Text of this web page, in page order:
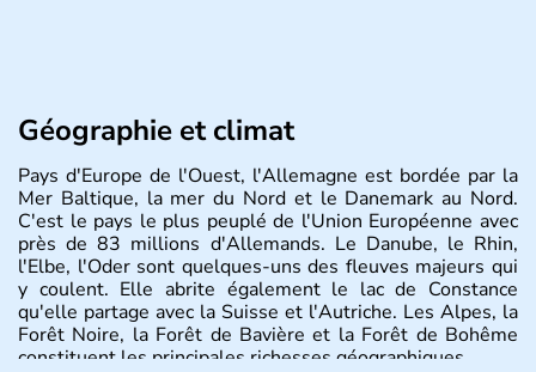
Géographie et climat
Pays d'Europe de l'Ouest, l'Allemagne est bordée par la
Mer Baltique, la mer du Nord et le Danemark au Nord.
C'est le pays le plus peuplé de l'Union Européenne avec
près de 83 millions d'Allemands. Le Danube, le Rhin,
l'Elbe, l'Oder sont quelques-uns des fleuves majeurs qui
y coulent. Elle abrite également le lac de Constance
qu'elle partage avec la Suisse et l'Autriche. Les Alpes, la
Forêt Noire, la Forêt de Bavière et la Forêt de Bohême
constituent les principales richesses géographiques.